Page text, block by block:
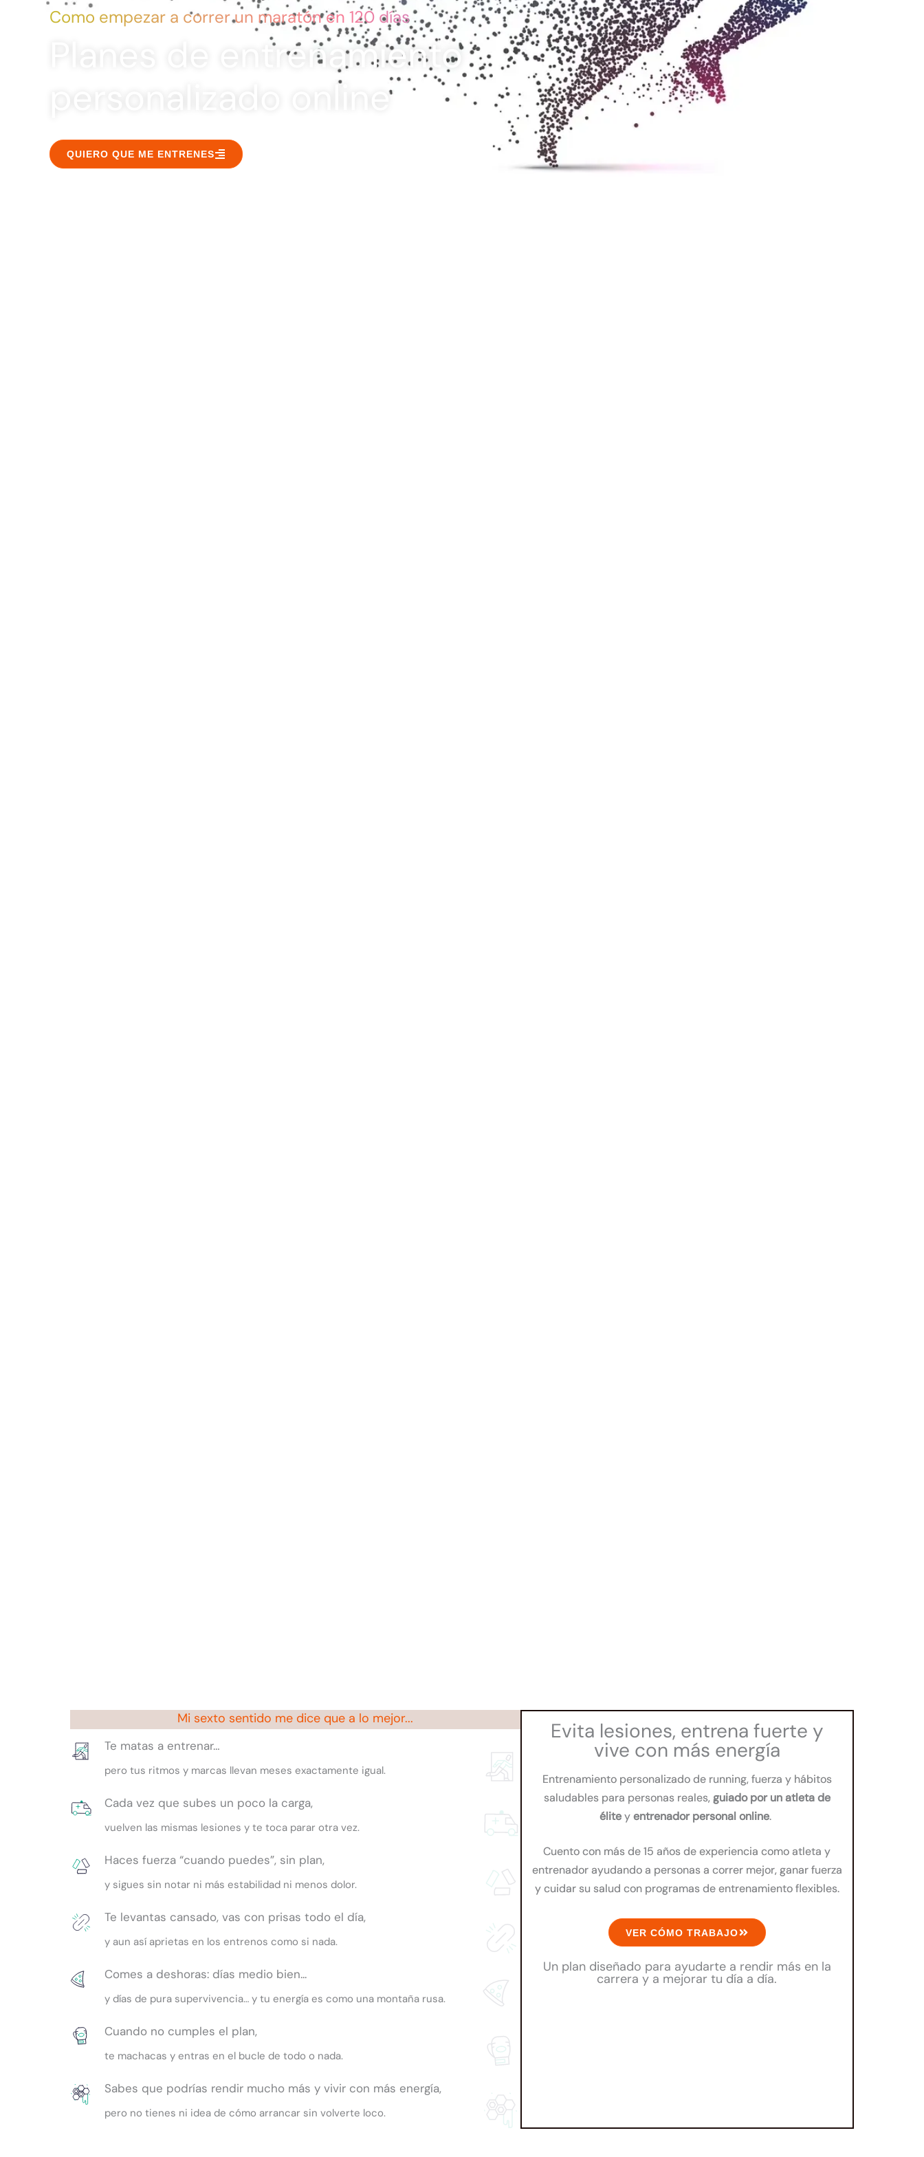
Como empezar a correr un maratónen 120 días
Planes de entrenamiento
personalizado online
QUIERO QUE ME ENTRENES
Mi sexto sentido me dice que a lo mejor...
Te matas a entrenar…
pero tus ritmos y marcas llevan meses exactamente igual.
Cada vez que subes un poco la carga,
vuelven las mismas lesiones y te toca parar otra vez.
Haces fuerza “cuando puedes”, sin plan,
y sigues sin notar ni más estabilidad ni menos dolor.
Te levantas cansado, vas con prisas todo el día,
y aun así aprietas en los entrenos como si nada.
Comes a deshoras: días medio bien...
y días de pura supervivencia… y tu energía es como una montaña rusa.
Cuando no cumples el plan,
te machacas y entras en el bucle de todo o nada.
Sabes que podrías rendir mucho más y vivir con más energía,
pero no tienes ni idea de cómo arrancar sin volverte loco.
Evita lesiones, entrena fuerte y
vive con más energía
Entrenamiento personalizado de running, fuerza y hábitos
saludables para personas reales,guiado por un atleta de
éliteyentrenador personal online.
Cuento con más de 15 años de experiencia como atleta y
entrenador ayudando a personas a correr mejor, ganar fuerza
y cuidar su salud con programas de entrenamiento flexibles.
VER CÓMO TRABAJO
Un plan diseñado para ayudarte a rendir más en la
carrera y a mejorar tu día a día.